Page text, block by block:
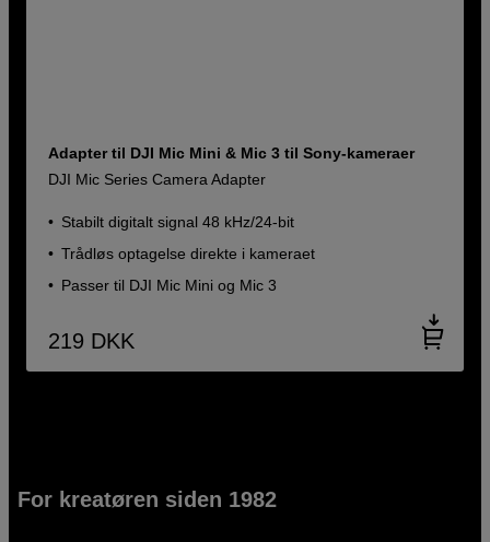
Adapter til DJI Mic Mini & Mic 3 til Sony-kameraer
DJI Mic Series Camera Adapter
Stabilt digitalt signal 48 kHz/24-bit
Trådløs optagelse direkte i kameraet
Passer til DJI Mic Mini og Mic 3
219 DKK
For kreatøren siden 1982